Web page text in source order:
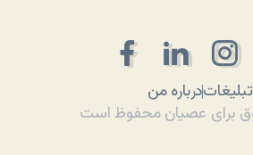
درباره منتبلیغات